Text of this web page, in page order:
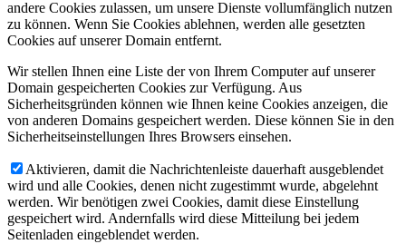
andere Cookies zulassen, um unsere Dienste vollumfänglich nutzen
zu können. Wenn Sie Cookies ablehnen, werden alle gesetzten
Cookies auf unserer Domain entfernt.
Wir stellen Ihnen eine Liste der von Ihrem Computer auf unserer
Domain gespeicherten Cookies zur Verfügung. Aus
Sicherheitsgründen können wie Ihnen keine Cookies anzeigen, die
von anderen Domains gespeichert werden. Diese können Sie in den
Sicherheitseinstellungen Ihres Browsers einsehen.
Aktivieren, damit die Nachrichtenleiste dauerhaft ausgeblendet
wird und alle Cookies, denen nicht zugestimmt wurde, abgelehnt
werden. Wir benötigen zwei Cookies, damit diese Einstellung
gespeichert wird. Andernfalls wird diese Mitteilung bei jedem
Seitenladen eingeblendet werden.